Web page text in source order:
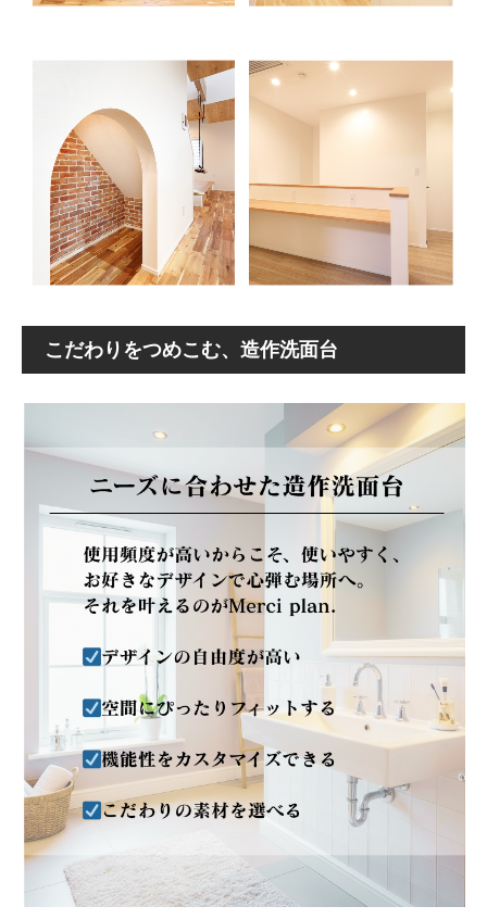
こだわりをつめこむ、造作洗面台